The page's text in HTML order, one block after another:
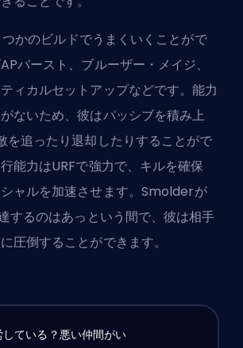
かのビルドでうまくいくことがで
バースト、ブルーザー・メイジ、
ィカルセットアップなどです。能力
ないため、彼はパッシブを積み上
を追ったり退却したりすることがで
能力はURFで強力で、キルを確保
ャルを加速させます。Smolderが
するのはあっという間で、彼は相手
圧倒することができます。
ている？悪い仲間がい